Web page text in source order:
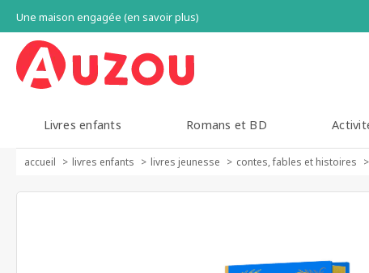
Une maison engagée (en savoir plus)
Livres enfants Romans et BD
accueil livres enfants livres jeunesse contes, fables et histoires